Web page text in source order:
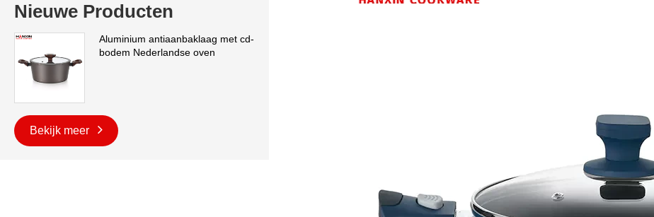
Nieuwe Producten
Aluminium antiaanbaklaag met cd-
bodem Nederlandse oven
Bekijk meer